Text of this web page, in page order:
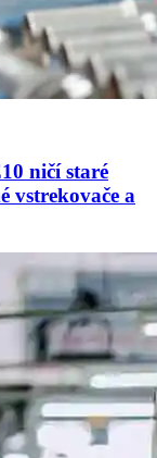
ničí staré
vstrekovače a